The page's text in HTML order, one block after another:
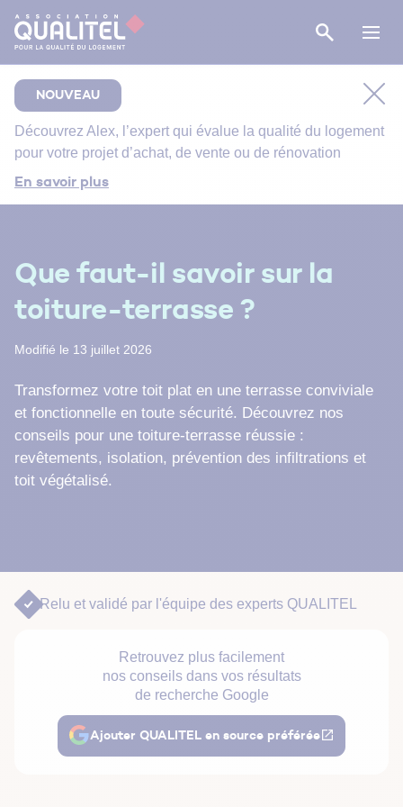
Comment bien suivre le chantier de rénovation de
votre salle de bain ?
retrouver ?
NOUVEAU
Découvrez Alex, l’expert qui évalue la qualité du logement
pour votre projet d’achat, de vente ou de rénovation
En savoir plus
Que faut-il savoir sur la
toiture-terrasse ?
Modifié le 13 juillet 2026
Transformez votre toit plat en une terrasse conviviale
et fonctionnelle en toute sécurité. Découvrez nos
conseils pour une toiture-terrasse réussie :
revêtements, isolation, prévention des infiltrations et
toit végétalisé.
Relu et validé par l'équipe des experts QUALITEL
Retrouvez plus facilement
nos conseils dans vos résultats
de recherche Google
Ajouter QUALITEL en source préférée